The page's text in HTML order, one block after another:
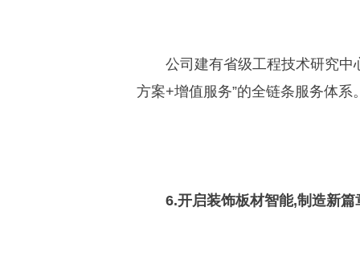
公司建有省级工程技术研究中
方案+增值服务”的全链条服务体系
6.开启装饰板材智能,制造新篇